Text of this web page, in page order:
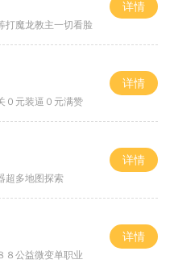
打魔龙教主一切看脸
详情
０元装逼０元满赞
详情
超多地图探索
详情
８公益微变单职业
详情